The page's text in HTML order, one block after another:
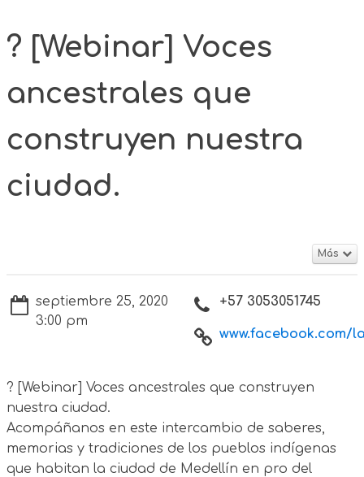
? [Webinar] Voces
ancestrales que
construyen nuestra
ciudad.
Más
septiembre 25, 2020
3:00 pm
+57 3053051745
www.facebook.com/
? [Webinar] Voces ancestrales que construyen
nuestra ciudad.
Acompáñanos en este intercambio de saberes,
memorias y tradiciones de los pueblos indígenas
que habitan la ciudad de Medellín en pro del